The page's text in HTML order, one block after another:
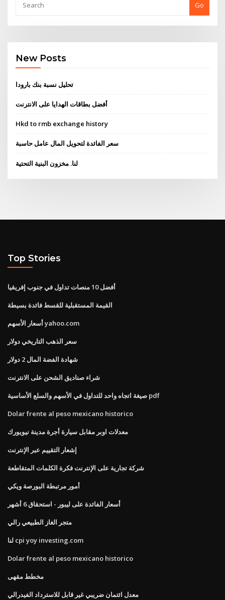
Go
New Posts
تحليل نسبة بنك بارودا
أفضل بطاقات الهدايا على الانترنت
Hkd to rmb exchange history
سعر الفائدة لتحويل المال عامل حاسبة
لنا. مخزون البنية التحتية
Top Stories
أفضل 10 منصات تداول في جنوب إفريقيا
القيمة المستقبلية للقسط فائدة بسيطة
أسعار الأسهم yahoo.com
سعر الذهب التاريخي دولار
شهادة الفضة المال 2 دولار
شراء صناديق الشحن على الانترنت
صيغة اتجاه واحد للتداول في الأسهم والسلع الأساسية pdf
Dolar frente al peso mexicano historico
معدلات اوبر مقابل سيارة أجرة مدينة نيويورك
إشعار التقييم عبر الإنترنت
شركة تجارية على الإنترنت فكرة الكلمات المتقاطعة
أمور مرتبطة البورصة ويكي
أسعار الفائدة على ليبور - استحقاق 6 أشهر
متجر الغاز الطبيعي رالي
لنا cpi yoy investing.com
Dolar frente al peso mexicano historico
مخطط مقهى
معدل ائتمان ضريبي غير قابل للاسترداد الفيدرالي